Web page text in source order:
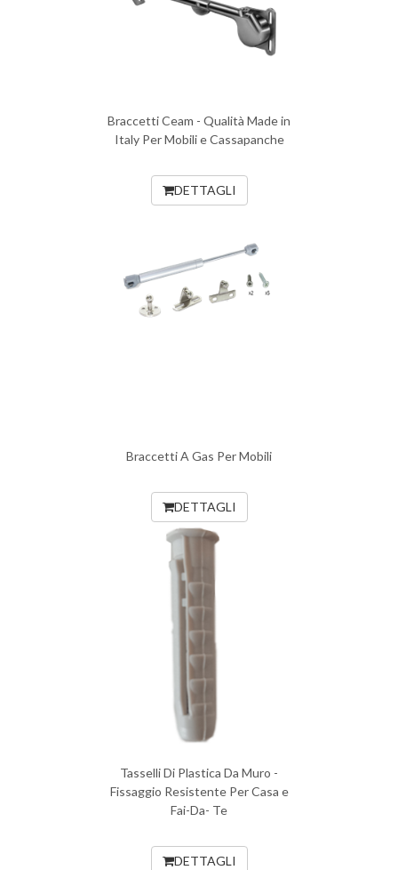
Braccetti Ceam - Qualità Made in
Italy Per Mobili e Cassapanche
DETTAGLI
Braccetti A Gas Per Mobili
DETTAGLI
Tasselli Di Plastica Da Muro -
Fissaggio Resistente Per Casa e
Fai-Da- Te
DETTAGLI